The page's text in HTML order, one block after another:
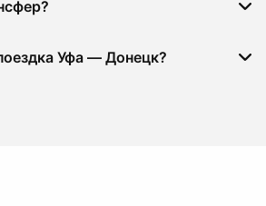
Уфа — Донецк?